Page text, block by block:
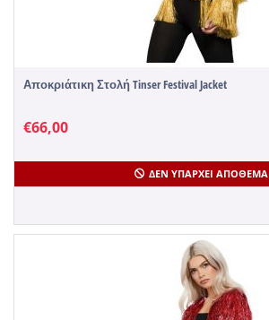
Αποκριάτικη Στολή Tinser Festival Jacket
€66,00
ΔΕΝ ΥΠΆΡΧΕΙ ΑΠΌΘΕΜΑ